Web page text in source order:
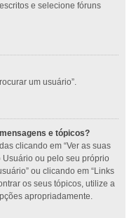
e selecione fóruns
um usuário”.
e tópicos?
clicando em “Ver as suas
ou pelo seu próprio
ou clicando em “Links
os seus tópicos, utilize a
apropriadamente.